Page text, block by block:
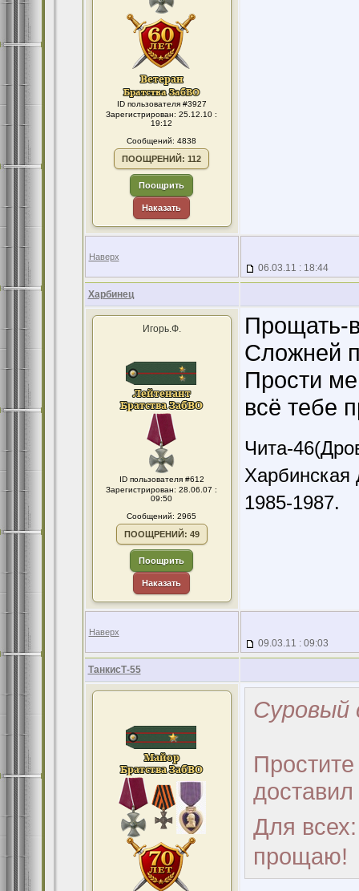
ID пользователя #3927
Зарегистрирован: 25.12.10 :
19:12
Сообщений: 4838
ПООЩРЕНИЙ: 112
Поощрить
Наказать
Наверх
06.03.11 : 18:44
Харбинец
Игорь.Ф.
ID пользователя #612
Зарегистрирован: 28.06.07 :
09:50
Сообщений: 2965
ПООЩРЕНИЙ: 49
Поощрить
Наказать
Прощать-
Сложней
Прости
всё тебе
Чита-
Харбинская
1985-1987.
Наверх
09.03.11 : 09:03
ТанкисТ-55
Суровый
Для всех:
прощаю!